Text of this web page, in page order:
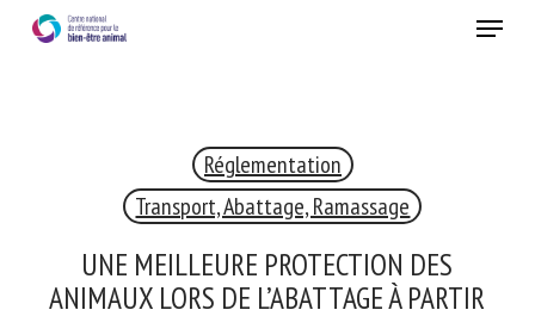
Menu
Réglementation
Transport, Abattage, Ramassage
UNE MEILLEURE PROTECTION DES
ANIMAUX LORS DE L’ABATTAGE À PARTIR
RECEVEZ CHAQUE MOIS GRATUITEMENT
LES DERNIÈRES ACTUALITÉS SUR LE BIEN-ÊTRE
ANIMAL